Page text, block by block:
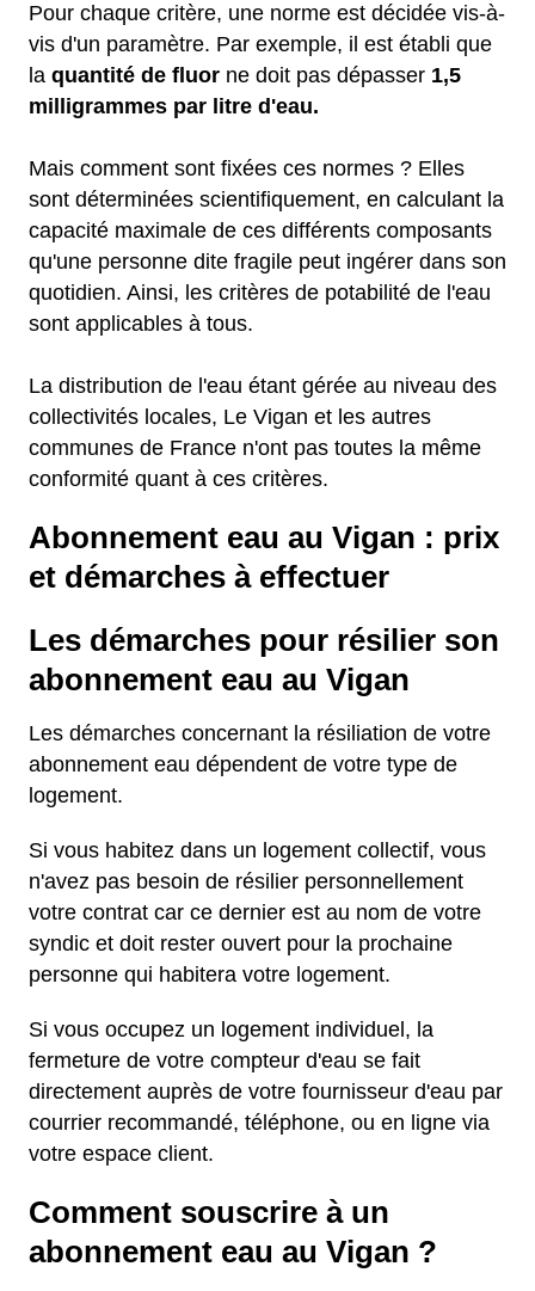
Pour chaque critère, une norme est décidée vis-à-
vis d'un paramètre. Par exemple, il est établi que
la quantité de fluor ne doit pas dépasser 1,5
milligrammes par litre d'eau.
Mais comment sont fixées ces normes ? Elles
sont déterminées scientifiquement, en calculant la
capacité maximale de ces différents composants
qu'une personne dite fragile peut ingérer dans son
quotidien. Ainsi, les critères de potabilité de l'eau
sont applicables à tous.
La distribution de l'eau étant gérée au niveau des
collectivités locales, Le Vigan et les autres
communes de France n'ont pas toutes la même
conformité quant à ces critères.
Abonnement eau au Vigan : prix
et démarches à effectuer
Les démarches pour résilier son
abonnement eau au Vigan
Les démarches concernant la résiliation de votre
abonnement eau dépendent de votre type de
logement.
Si vous habitez dans un logement collectif, vous
n'avez pas besoin de résilier personnellement
votre contrat car ce dernier est au nom de votre
syndic et doit rester ouvert pour la prochaine
personne qui habitera votre logement.
Si vous occupez un logement individuel, la
fermeture de votre compteur d'eau se fait
directement auprès de votre fournisseur d'eau par
courrier recommandé, téléphone, ou en ligne via
votre espace client.
Comment souscrire à un
abonnement eau au Vigan ?